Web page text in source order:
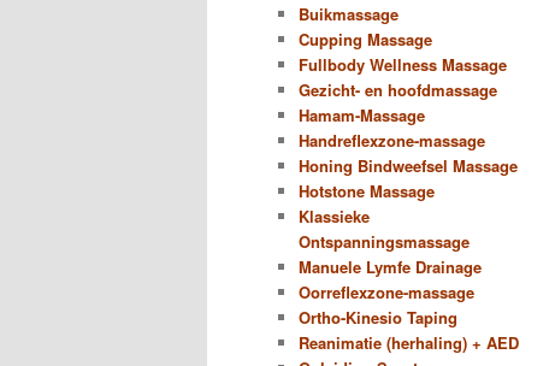
Buikmassage
Cupping Massage
Fullbody Wellness Massage
Gezicht- en hoofdmassage
Hamam-Massage
Handreflexzone-massage
Honing Bindweefsel Massage
Hotstone Massage
Klassieke
Ontspanningsmassage
Manuele Lymfe Drainage
Oorreflexzone-massage
Ortho-Kinesio Taping
Reanimatie (herhaling) + AED